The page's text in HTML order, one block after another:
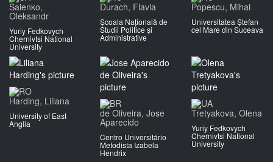
Saienko,
Oleksandr
Yuriy Fedkovych
Chernivtsi National
University
Durach, Flavia
Școala Națională de
Studii Politice și
Administrative
Popescu, Mihai
Universitatea Ștefan
cel Mare din Suceava
Harding, Liliana
University of East
Anglia
de Oliveira, Jose
Aparecido
Centro Universitário
Metodista Izabela
Hendrix
Tretyakova, Olena
Yuriy Fedkovych
Chernivtsi National
University